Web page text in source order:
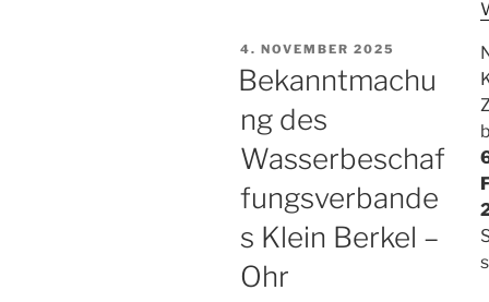
VERÖFFENTLICHT
AM
4. NOVEMBER 2025
Bekanntmachu
ng des
Wasserbeschaf
fungsverbande
s Klein Berkel –
Ohr